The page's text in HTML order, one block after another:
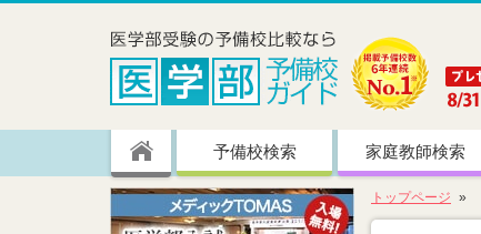
予備校検索 家庭教師検索
トップページ